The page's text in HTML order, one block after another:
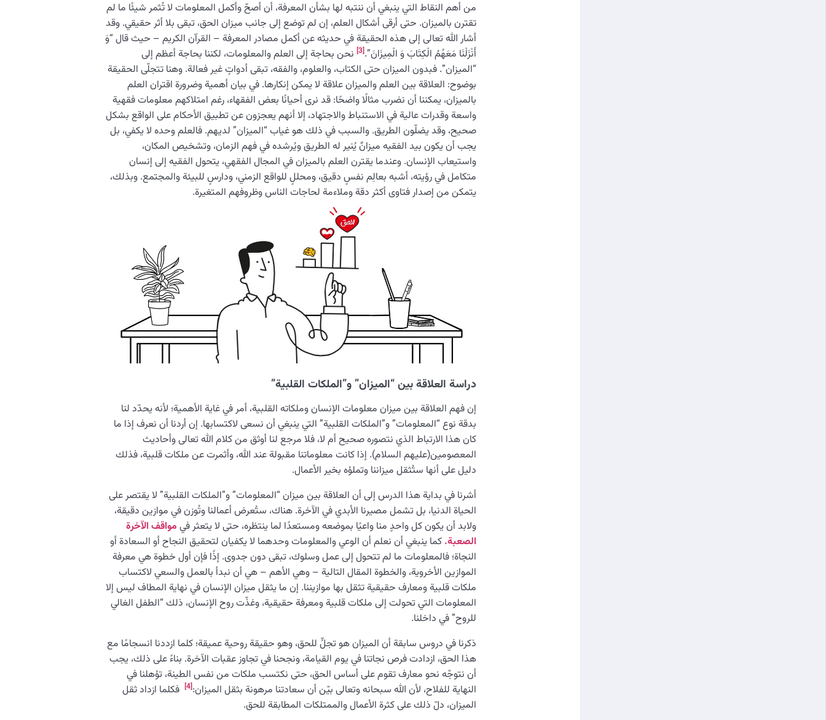
من أهم النقاط التي ينبغي أن ننتبه لها بشأن المعرفة، أن أصحّ وأكمل المعلومات لا تُثمر شيئًا ما لم
تقترن بالميزان. حتى أرقى أشكال العلم، إن لم توضع إلى جانب ميزان الحق، تبقى بلا أثر حقيقي. وقد
أشار الله تعالى إلى هذه الحقيقة في حديثه عن أكمل مصادر المعرفة – القرآن الكريم – حيث قال “وَ
أَنْزَلْنَا مَعَهُمُ الْكِتَابَ وَ الْمِيزَانَ”.[3]
نحن بحاجة إلى العلم والمعلومات، لكننا بحاجة أعظم إلى
“الميزان”. فبدون الميزان حتى الكتاب، والعلوم، والفقه، تبقى أدواتٍ غير فعالة. وهنا تتجلّى الحقيقة
بوضوح: العلاقة بين العلم والميزان علاقة لا يمكن إنكارها. في بيان أهمية وضرورة اقتران العلم
بالميزان، يمكننا أن نضرب مثالًا واضحًا: قد نرى أحيانًا بعض الفقهاء، رغم امتلاكهم معلومات فقهية
واسعة وقدرات عالية في الاستنباط والاجتهاد، إلا أنهم يعجزون عن تطبيق الأحكام على الواقع بشكل
صحيح، وقد يضلّون الطريق. والسبب في ذلك هو غياب “الميزان” لديهم. فالعلم وحده لا يكفي، بل
يجب أن يكون بيد الفقيه ميزانٌ يُنير له الطريق ويُرشده في فهم الزمان، وتشخيص المكان،
واستيعاب الإنسان. وعندما يقترن العلم بالميزان في المجال الفقهي، يتحول الفقيه إلى إنسان
متكامل في رؤيته، أشبه بعالِم نفسٍ دقيق، ومحللٍ للواقع الزمني، ودارسٍ للبيئة والمجتمع. وبذلك،
يتمكن من إصدار فتاوى أكثر دقة وملاءمة لحاجات الناس وظروفهم المتغيرة.
دراسة العلاقة بين “الميزان” و”الملكات القلبية”
إن فهم العلاقة بين ميزان معلومات الإنسان وملكاته القلبية، أمر في غاية الأهمية؛ لأنه يحدّد لنا
بدقة نوع “المعلومات” و”الملكات القلبية” التي ينبغي أن نسعى لاكتسابها. إن أردنا أن نعرف إذا ما
كان هذا الارتباط الذي نتصوره صحيح أم لا، فلا مرجع لنا أوثق من كلام الله تعالى وأحاديث
المعصومين(عليهم السلام). إذا كانت معلوماتنا مقبولة عند الله، وأثمرت عن ملكات قلبية، فذلك
دليل على أنها ستُثقل ميزاننا وتملؤه بخير الأعمال.
أشرنا في بداية هذا الدرس إلى أن العلاقة بين ميزان “المعلومات” و”الملكات القلبية” لا يقتصر على
الحياة الدنيا، بل تشمل مصيرنا الأبدي في الآخرة. هناك، ستُعرض أعمالنا وتُوزن في موازين دقيقة،
ولابد أن يكون كل واحدٍ منا واعيًا بموضعه ومستعدًا لما ينتظره، حتى لا يتعثر في مواقف الآخرة
الصعبة. كما ينبغي أن نعلم أن الوعي والمعلومات وحدهما لا يكفيان لتحقيق النجاح أو السعادة أو
النجاة؛ فالمعلومات ما لم تتحول إلى عمل وسلوك، تبقى دون جدوى. إذًا فإن أول خطوة هي معرفة
الموازين الأخروية، والخطوة المقال التالية – وهي الأهم – هي أن نبدأ بالعمل والسعي لاكتساب
ملكات قلبية ومعارف حقيقية تثقل بها موازيننا. إن ما يثقل ميزان الإنسان في نهاية المطاف ليس إلا
المعلومات التي تحولت إلى ملكات قلبية ومعرفة حقيقية، وغذّت روح الإنسان، ذلك “الطفل الغالي
للروح” في داخلنا.
ذكرنا في دروس سابقة أن الميزان هو تجلٍّ للحق، وهو حقيقة روحية عميقة؛ كلما ازددنا انسجامًا مع
هذا الحق، ازدادت فرص نجاتنا في يوم القيامة، ونجحنا في تجاوز عقبات الآخرة. بناءً على ذلك، يجب
أن نتوجّه نحو معارف تقوم على أساس الحق، حتى نكتسب ملكات من نفس الطينة، تؤهلنا في
النهاية للفلاح، لأن الله سبحانه وتعالى بيّن أن سعادتنا مرهونة بثقل الميزان:[4]
فكلما ازداد ثقل
الميزان، دلّ ذلك على كثرة الأعمال والممتلكات المطابقة للحق.